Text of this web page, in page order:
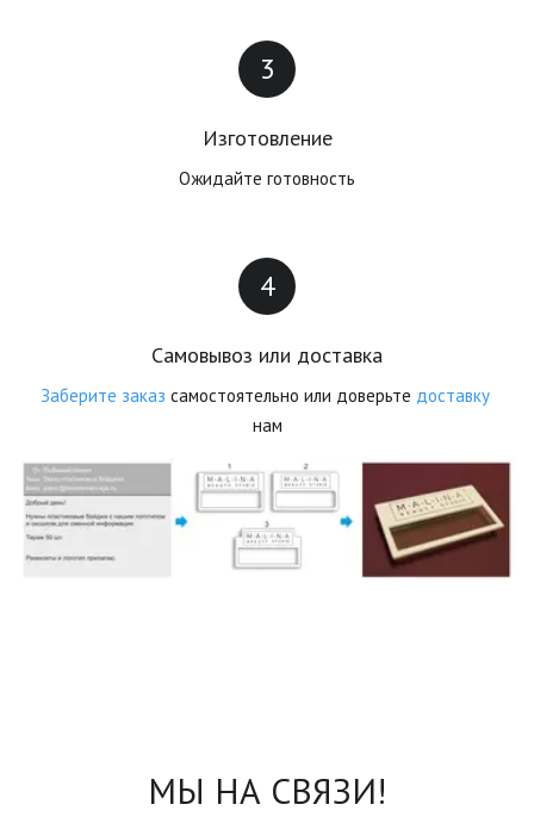
Изготовление
Ожидайте готовность
Самовывоз или доставка
Заберите заказ самостоятельно или доверьте доставку
нам
МЫ НА СВЯЗИ!